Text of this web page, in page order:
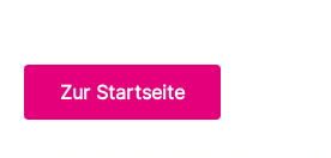
Zur Startseite